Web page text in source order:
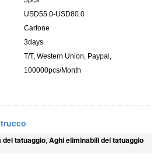
USD55.0-USD80.0
Cartone
3days
T/T, Western Union, Paypal,
100000pcs/Month
del tatuaggio, Aghi eliminabili del tatuaggio